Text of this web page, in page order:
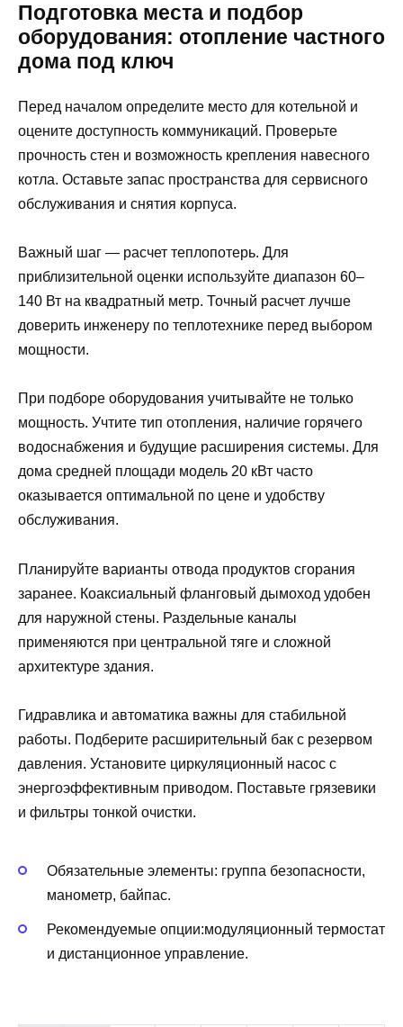
Подготовка места и подбор
оборудования: отопление частного
дома под ключ
Перед началом определите место для котельной и
оцените доступность коммуникаций. Проверьте
прочность стен и возможность крепления навесного
котла. Оставьте запас пространства для сервисного
обслуживания и снятия корпуса.
Важный шаг — расчет теплопотерь. Для
приблизительной оценки используйте диапазон 60–
140 Вт на квадратный метр. Точный расчет лучше
доверить инженеру по теплотехнике перед выбором
мощности.
При подборе оборудования учитывайте не только
мощность. Учтите тип отопления, наличие горячего
водоснабжения и будущие расширения системы. Для
дома средней площади модель 20 кВт часто
оказывается оптимальной по цене и удобству
обслуживания.
Планируйте варианты отвода продуктов сгорания
заранее. Коаксиальный фланговый дымоход удобен
для наружной стены. Раздельные каналы
применяются при центральной тяге и сложной
архитектуре здания.
Гидравлика и автоматика важны для стабильной
работы. Подберите расширительный бак с резервом
давления. Установите циркуляционный насос с
энергоэффективным приводом. Поставьте грязевики
и фильтры тонкой очистки.
Обязательные элементы: группа безопасности,
манометр, байпас.
Рекомендуемые опции:модуляционный термостат
и дистанционное управление.